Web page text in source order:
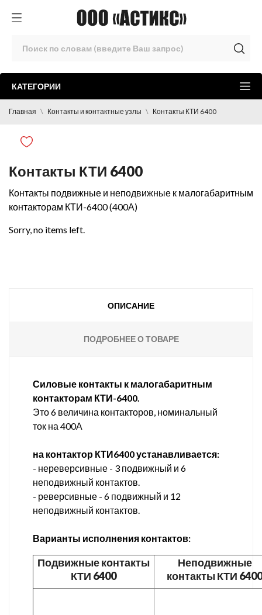
КАТЕГОРИИ
Главная Контакты и контактные узлы Контакты КТИ 6400
Контакты КТИ 6400
Контакты подвижные и неподвижные к малогабаритным
контакторам КТИ-6400 (400А)
Sorry, no items left.
ОПИСАНИЕ
ПОДРОБНЕЕ О ТОВАРЕ
Силовые контакты к малогабаритным
контакторам КТИ-6400.
Это 6 величина контакторов, номинальный
ток на 400А
на контактор КТИ6400 устанавливается:
- нереверсивные - 3 подвижный и 6
неподвижный контактов.
- реверсивные - 6 подвижный и 12
неподвижный контактов.
Варианты исполнения контактов:
Подвижные контакты
КТИ 6400
Неподвижные
контакты КТИ 6400